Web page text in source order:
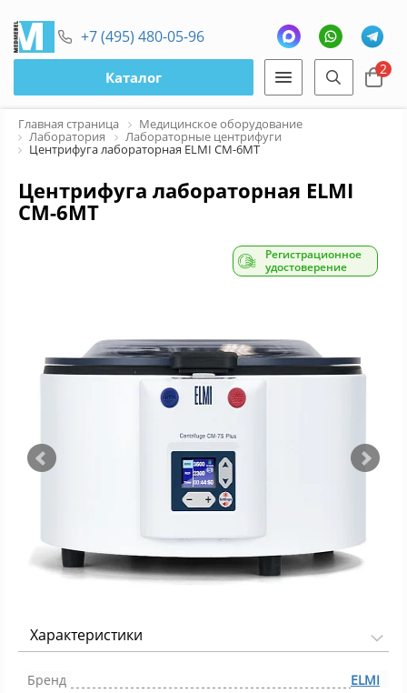
+7 (495) 480-05-96
Каталог 2
Главная страница Медицинское оборудование
Лаборатория Лабораторные центрифуги
Центрифуга лабораторная ELMI CM-6MT
Центрифуга лабораторная ELMI
CM-6MT
Регистрационное
удостоверение
Характеристики
Бренд
ELMI